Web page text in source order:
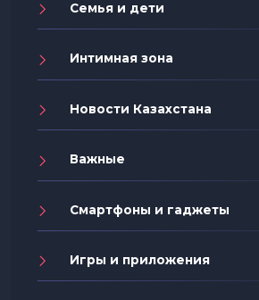
Семья и дети
Интимная зона
Новости Казахстана
Важные
Смартфоны и гаджеты
Игры и приложения